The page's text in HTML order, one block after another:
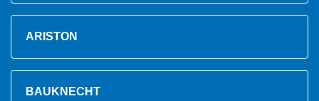
ARISTON
BAUKNECHT